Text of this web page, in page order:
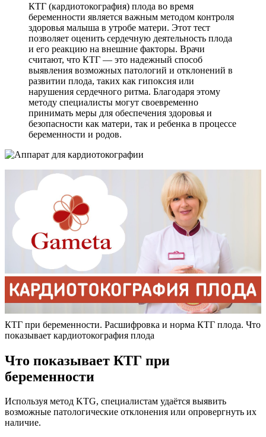
КТГ (кардиотокография) плода во время
беременности является важным методом контроля
здоровья малыша в утробе матери. Этот тест
позволяет оценить сердечную деятельность плода
и его реакцию на внешние факторы. Врачи
считают, что КТГ — это надежный способ
выявления возможных патологий и отклонений в
развитии плода, таких как гипоксия или
нарушения сердечного ритма. Благодаря этому
методу специалисты могут своевременно
принимать меры для обеспечения здоровья и
безопасности как матери, так и ребенка в процессе
беременности и родов.
КТГ при беременности. Расшифровка и норма КТГ плода. Что
показывает кардиотокография плода
Что показывает КТГ при
беременности
Используя метод KTG, специалистам удаётся выявить
возможные патологические отклонения или опровергнуть их
наличие.